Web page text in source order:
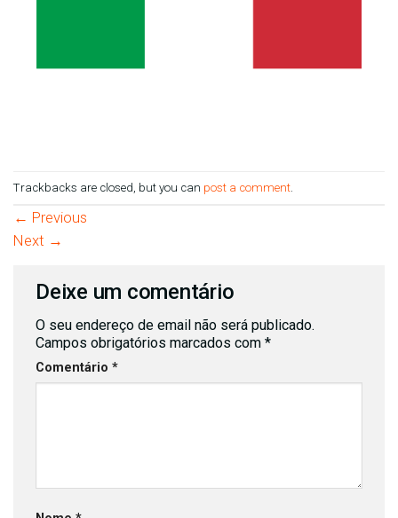
Trackbacks are closed, but you can post a comment.
← Previous
Next →
Deixe um comentário
O seu endereço de email não será publicado.
Campos obrigatórios marcados com *
Comentário *